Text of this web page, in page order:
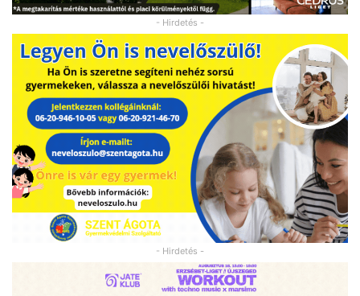
- Hirdetés -
- Hirdetés -